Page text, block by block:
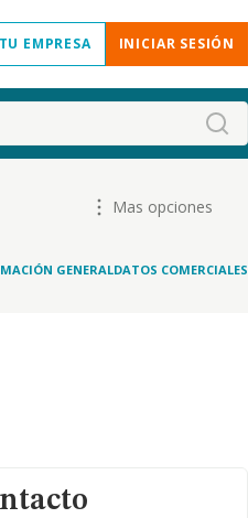
EMPRESA INICIAR SESIÓN
Mas opciones
GENERALDATOS COMERCIALES